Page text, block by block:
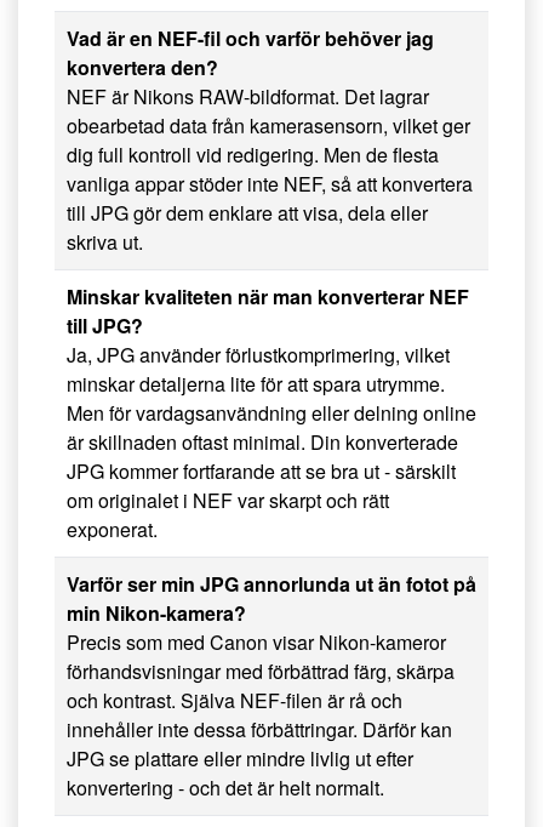
Vad är en NEF-fil och varför behöver jag
konvertera den?
NEF är Nikons RAW-bildformat. Det lagrar
obearbetad data från kamerasensorn, vilket ger
dig full kontroll vid redigering. Men de flesta
vanliga appar stöder inte NEF, så att konvertera
till JPG gör dem enklare att visa, dela eller
skriva ut.
Minskar kvaliteten när man konverterar NEF
till JPG?
Ja, JPG använder förlustkomprimering, vilket
minskar detaljerna lite för att spara utrymme.
Men för vardagsanvändning eller delning online
är skillnaden oftast minimal. Din konverterade
JPG kommer fortfarande att se bra ut - särskilt
om originalet i NEF var skarpt och rätt
exponerat.
Varför ser min JPG annorlunda ut än fotot på
min Nikon-kamera?
Precis som med Canon visar Nikon-kameror
förhandsvisningar med förbättrad färg, skärpa
och kontrast. Själva NEF-filen är rå och
innehåller inte dessa förbättringar. Därför kan
JPG se plattare eller mindre livlig ut efter
konvertering - och det är helt normalt.